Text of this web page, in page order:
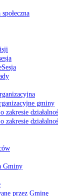
gminy
zakresie
zakresie
Gminy
przez Gminę